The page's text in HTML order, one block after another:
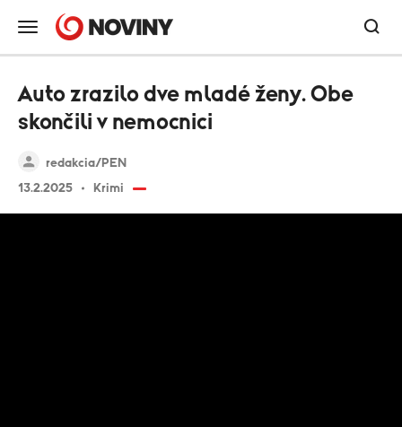
redakcia/PEN
13.2.2025
Krimi
Auto zrazilo dve mladé ženy. Obe
skončili v nemocnici